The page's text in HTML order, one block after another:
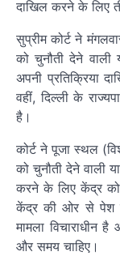
सुप्रीम कोर्ट ने
को चुनौती देने
अपनी प्रतिक्रिया
वहीं, दिल्ली के
है।
कोर्ट ने पूजा स्थल
को चुनौती देने वाली
करने के लिए केंद्र को
केंद्र की ओर से पेश
मामला
और समय चाहिए।